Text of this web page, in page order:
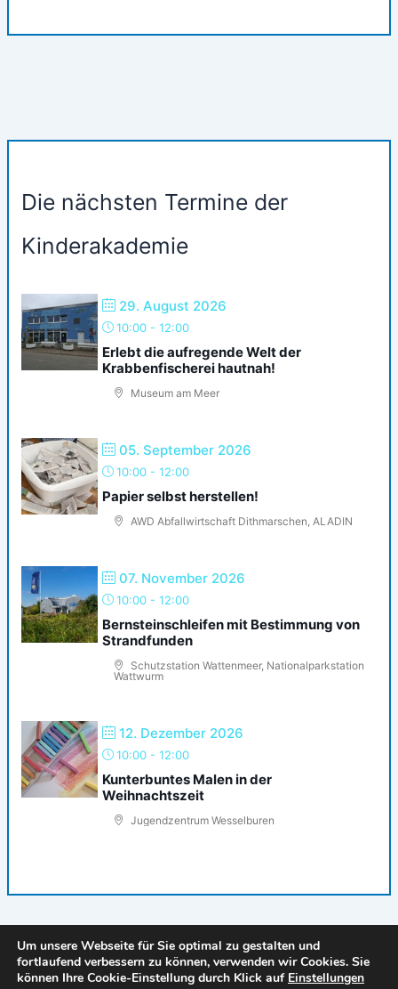
Die nächsten Termine der
Kinderakademie
29. August 2026
10:00 -12:00
Erlebt die aufregende Welt der
Krabbenfischerei hautnah!
Museum am Meer
05. September 2026
10:00 -12:00
Papier selbst herstellen!
AWD Abfallwirtschaft Dithmarschen, ALADIN
07. November 2026
10:00 -12:00
Bernsteinschleifen mit Bestimmung von
Strandfunden
Schutzstation Wattenmeer, Nationalparkstation
Wattwurm
12. Dezember 2026
10:00 -12:00
Kunterbuntes Malen in der
Weihnachtszeit
Jugendzentrum Wesselburen
Um unsere Webseite für Sie optimal zu gestalten und
fortlaufend verbessern zu können, verwenden wir Cookies. Sie
können Ihre Cookie-Einstellung durch Klick auf Einstellungen